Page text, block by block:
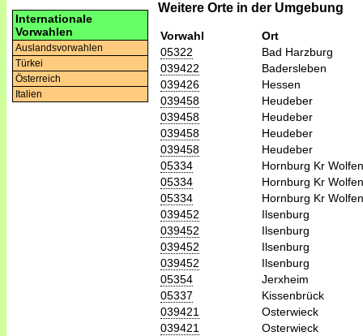
Internationale
Vorwahlen
Auslandsvorwahlen
Türkei
Österreich
Italien
Weitere Orte in der Umgebung
Vorwahl
Ort
05322
Bad Harzburg
039422
Badersleben
039426
Hessen
039458
Heudeber
039458
Heudeber
039458
Heudeber
039458
Heudeber
05334
Hornburg Kr
05334
Hornburg Kr
05334
Hornburg Kr
039452
Ilsenburg
039452
Ilsenburg
039452
Ilsenburg
039452
Ilsenburg
05354
Jerxheim
05337
Kissenbrück
039421
Osterwieck
039421
Osterwieck